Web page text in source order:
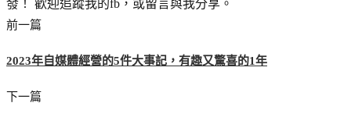
發！ 歡迎追蹤我的fb，或留言與我分享。
前一篇
2023年自媒體經營的5件大事記，有趣又驚喜的1年
下一篇